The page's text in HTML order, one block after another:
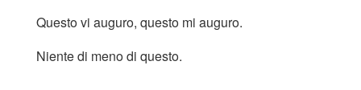
Questo vi auguro, questo mi auguro.
Niente di meno di questo.